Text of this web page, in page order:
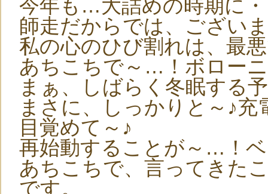
今年も…大詰めの時期に
師走だからでは、ござい
私の心のひび割れは、最
あちこちで～…！ボロー
まぁ、しばらく冬眠する
まさに、しっかりと～♪
目覚めて～♪
再始動することが～…！
あちこちで、言ってきた
です。